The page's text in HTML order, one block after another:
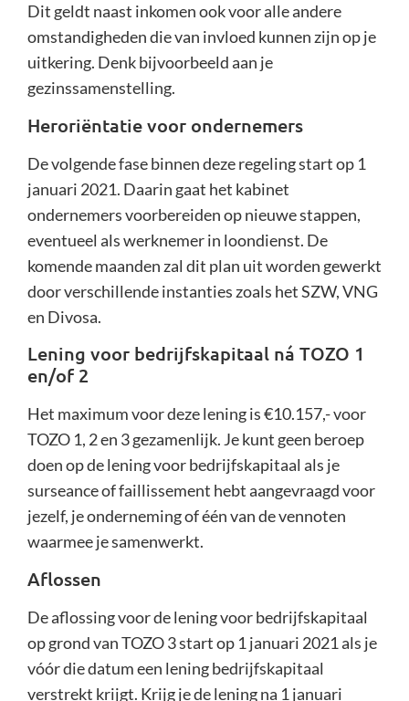
Dit geldt naast inkomen ook voor alle andere
omstandigheden die van invloed kunnen zijn op je
uitkering. Denk bijvoorbeeld aan je
gezinssamenstelling.
Heroriëntatie voor ondernemers
De volgende fase binnen deze regeling start op 1
januari 2021. Daarin gaat het kabinet
ondernemers voorbereiden op nieuwe stappen,
eventueel als werknemer in loondienst. De
komende maanden zal dit plan uit worden gewerkt
door verschillende instanties zoals het SZW, VNG
en Divosa.
Lening voor bedrijfskapitaal ná TOZO 1
en/of 2
Het maximum voor deze lening is €10.157,- voor
TOZO 1, 2 en 3 gezamenlijk. Je kunt geen beroep
doen op de lening voor bedrijfskapitaal als je
surseance of faillissement hebt aangevraagd voor
jezelf, je onderneming of één van de vennoten
waarmee je samenwerkt.
Aflossen
De aflossing voor de lening voor bedrijfskapitaal
op grond van TOZO 3 start op 1 januari 2021 als je
vóór die datum een lening bedrijfskapitaal
verstrekt krijgt. Krijg je de lening na 1 januari